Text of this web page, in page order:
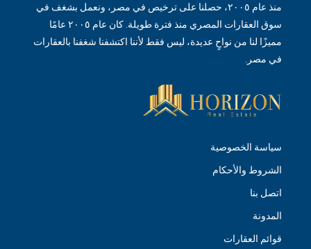
منذ عام ٢٠٠٥، حصلنا على ترخيص في مصر، ونعمل بشغف في
سوق العقارات المصري منذ فترة طويلة. كان عام ٢٠٠٥ عامًا
مميزًا لنا من نواحٍ عديدة، ليس فقط لأننا اكتشفنا شغفنا بالعقارات
في مصر.
سياسة الخصوصية
الشروط والأحكام
اتصل بنا
المدونة
قوائم العقارات